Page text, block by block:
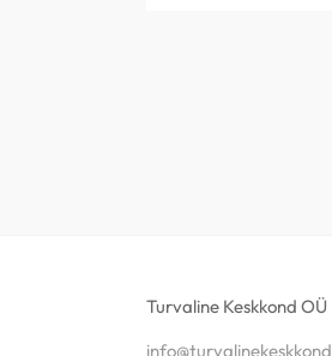
Turvaline Keskkond OÜ